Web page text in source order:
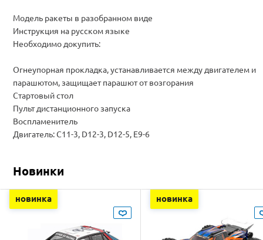
Модель ракеты в разобранном виде
Инструкция на русском языке
Необходимо докупить:
Огнеупорная прокладка, устанавливается между двигателем и
парашютом, защищает парашют от возгорания
Стартовый стол
Пульт дистанционного запуска
Воспламенитель
Двигатель: C11-3, D12-3, D12-5, E9-6
Новинки
новинка новинка